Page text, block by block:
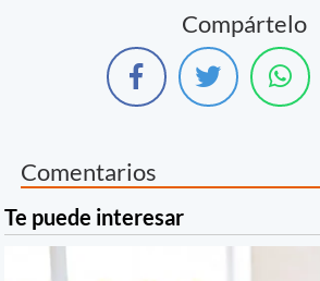
Compártelo
Comentarios